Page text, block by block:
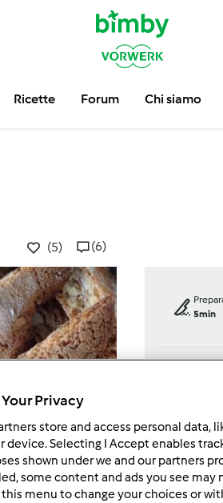
Ricette Forum Chi siamo
(5) (6)
5min
1
Privacy
store and access personal data,
device. Selecting I Accept enables
shown under we and our partners
some content and ads you see may
this menu to change your choices or